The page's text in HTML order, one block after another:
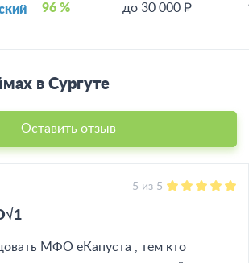
96 % до 30 000 ₽
в Сургуте
Оставить отзыв
5 из 5
МФО еКапуста , тем кто